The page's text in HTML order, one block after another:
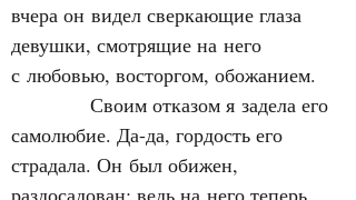
вчера он видел сверкающие глаза
девушки, смотрящие на него
с любовью, восторгом, обожанием.
Своим отказом я задела его
самолюбие. Да-да, гордость его
страдала. Он был обижен,
раздосадован: ведь на него теперь